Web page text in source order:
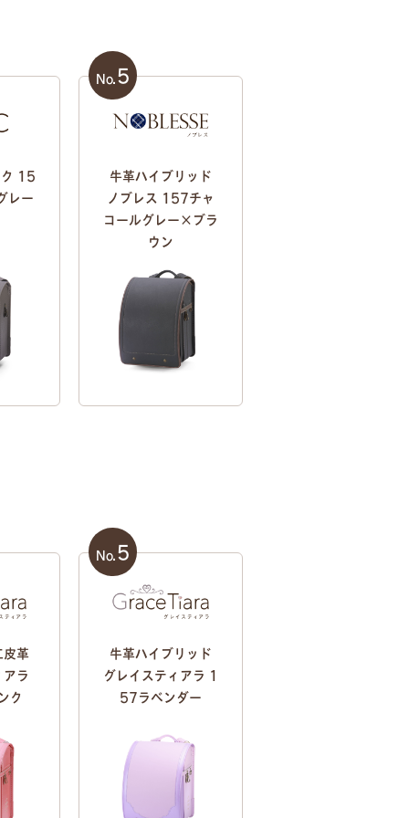
ク 15
レー
No. 5
牛革ハイブリッド
ノブレス 157チャ
コールグレー×ブラ
ウン
皮革
アラ
ク
No. 5
牛革ハイブリッド
グレイスティアラ 1
57ラベンダー